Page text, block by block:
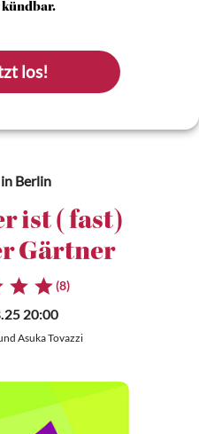
kündbar.
los!
Berlin
ist (fast)
Gärtner
(8)
20:00
Asuka Tovazzi